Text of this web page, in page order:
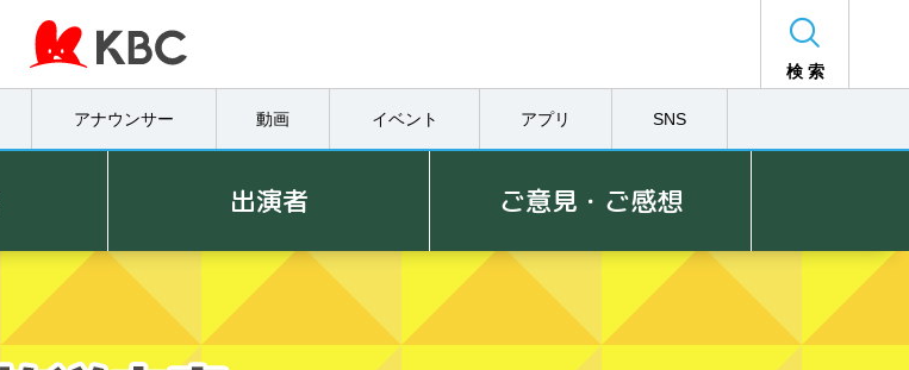
検 索
アナウンサー 動画 イベント アプリ SNS
出演者 ご意見・ご感想